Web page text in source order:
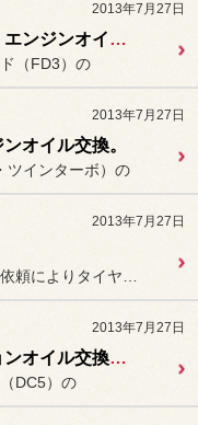
2013年7月27日
シビックハイブリッド エンジンオイル＆フィルター交換。
（FD3）の
2013年7月27日
オイル交換。
ツインターボ）の
2013年7月27日
2013年7月27日
インテグラＲ ミッションオイル交換＆タイヤ組替え（持込み）
DC5）の